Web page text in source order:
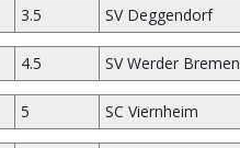
3.5 SV Deggendorf
4.5 SV Werder Bremen
5 SC Viernheim